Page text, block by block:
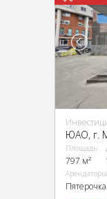
ЮАО, г.
Площадь
797 м²
Арендаторы
Пятерочка